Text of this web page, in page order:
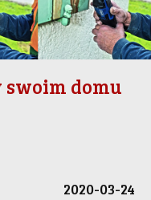
swoim domu
2020-03-24